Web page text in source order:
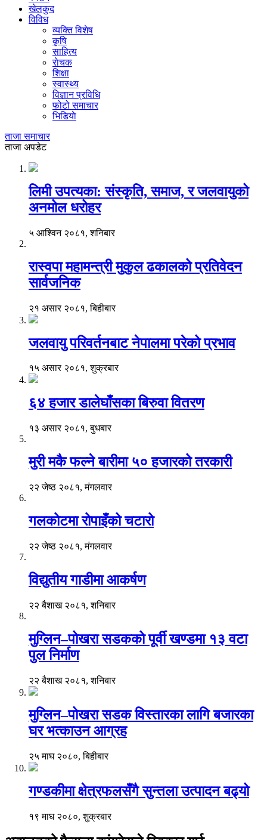
खेलकुद
विविध
व्यक्ति विशेष
कृषि
साहित्य
राेचक
शिक्षा
स्वास्थ्य
विज्ञान प्रविधि
फोटो समाचार
भिडियाे
ताजा समाचार
ताजा अपडेट
लिमी उपत्यका: संस्कृति, समाज, र जलवायुको
अनमोल धरोहर
५ आश्विन २०८१, शनिबार
रास्वपा महामन्त्री मुकुल ढकालको प्रतिवेदन
सार्वजनिक
२१ असार २०८१, बिहीबार
जलवायु परिवर्तनबाट नेपालमा परेको प्रभाव
१५ असार २०८१, शुक्रबार
६४ हजार डालेघाँसका बिरुवा वितरण
१३ असार २०८१, बुधबार
मुरी मकै फल्ने बारीमा ५० हजारको तरकारी
२२ जेष्ठ २०८१, मंगलवार
गलकोटमा रोपाइँको चटारो
२२ जेष्ठ २०८१, मंगलवार
विद्युतीय गाडीमा आकर्षण
२२ बैशाख २०८१, शनिबार
मुग्लिन–पोखरा सडकको पूर्वी खण्डमा १३ वटा
पुल निर्माण
२२ बैशाख २०८१, शनिबार
मुग्लिन–पोखरा सडक विस्तारका लागि बजारका
घर भत्काउन आग्रह
२५ माघ २०८०, बिहीबार
गण्डकीमा क्षेत्रफलसँगै सुन्तला उत्पादन बढ्यो
१९ माघ २०८०, शुक्रबार